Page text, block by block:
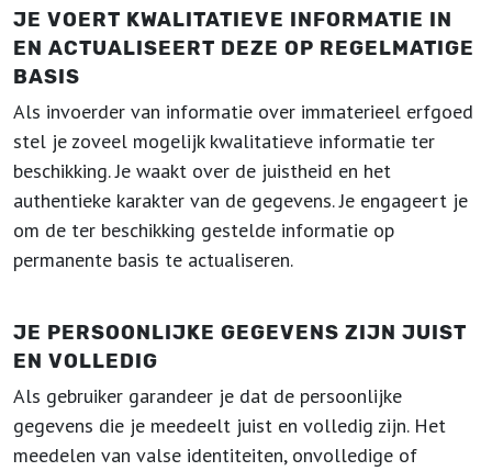
JE VOERT KWALITATIEVE INFORMATIE IN
EN ACTUALISEERT DEZE OP REGELMATIGE
BASIS
Als invoerder van informatie over immaterieel erfgoed
stel je zoveel mogelijk kwalitatieve informatie ter
beschikking. Je waakt over de juistheid en het
authentieke karakter van de gegevens. Je engageert je
om de ter beschikking gestelde informatie op
permanente basis te actualiseren.
JE PERSOONLIJKE GEGEVENS ZIJN JUIST
EN VOLLEDIG
Als gebruiker garandeer je dat de persoonlijke
gegevens die je meedeelt juist en volledig zijn. Het
meedelen van valse identiteiten, onvolledige of